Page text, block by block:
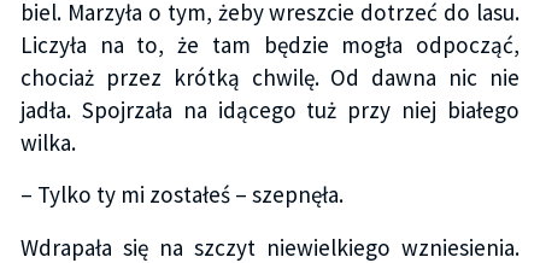
biel. Marzyła o tym, żeby wreszcie dotrzeć do lasu.
Liczyła na to, że tam będzie mogła odpocząć,
chociaż przez krótką chwilę. Od dawna nic nie
jadła. Spojrzała na idącego tuż przy niej białego
wilka.
– Tylko ty mi zostałeś – szepnęła.
Wdrapała się na szczyt niewielkiego wzniesienia.